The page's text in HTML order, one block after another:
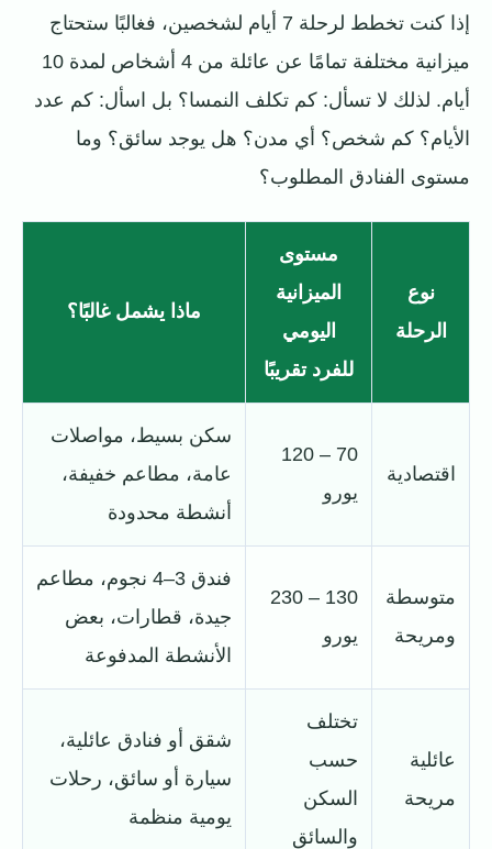
إذا كنت تخطط لرحلة 7 أيام لشخصين، فغالبًا ستحتاج
ميزانية مختلفة تمامًا عن عائلة من 4 أشخاص لمدة 10
أيام. لذلك لا تسأل: كم تكلف النمسا؟ بل اسأل: كم عدد
الأيام؟ كم شخص؟ أي مدن؟ هل يوجد سائق؟ وما
مستوى الفنادق المطلوب؟
نوع
الرحلة
مستوى
الميزانية
اليومي
للفرد تقريبًا
ماذا يشمل غالبًا؟
اقتصادية
70 – 120
يورو
سكن بسيط، مواصلات
عامة، مطاعم خفيفة،
أنشطة محدودة
متوسطة
ومريحة
130 – 230
يورو
فندق 3–4 نجوم، مطاعم
جيدة، قطارات، بعض
الأنشطة المدفوعة
عائلية
مريحة
تختلف
حسب
السكن
والسائق
شقق أو فنادق عائلية،
سيارة أو سائق، رحلات
يومية منظمة